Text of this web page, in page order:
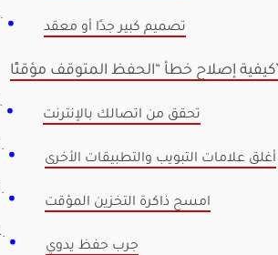
تصميم كبير جدًا أو معقد
مؤقتًا”
تحقق من اتصالك بالإنترنت
أغلق علامات التبويب والتطبيقات الأخرى
امسح ذاكرة التخزين المؤقت
جرب حفظ يدوي